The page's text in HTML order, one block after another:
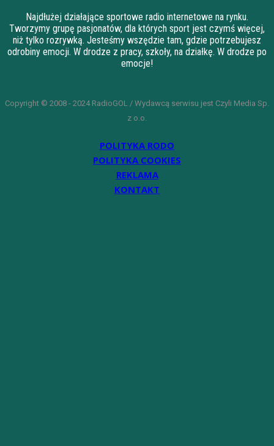
Najdłużej działające sportowe radio internetowe na rynku.
Tworzymy grupę pasjonatów, dla których sport jest czymś więcej,
niż tylko rozrywką. Jesteśmy wszędzie tam, gdzie potrzebujesz
odrobiny emocji. W drodze z pracy, szkoły, na działkę. W drodze po
emocje!
Copyright © 2008 - 2024 RadioGOL / Wydawcą serwisu jest Czyli Media Sp.
z o.o.
POLITYKA RODO
POLITYKA COOKIES
REKLAMA
KONTAKT